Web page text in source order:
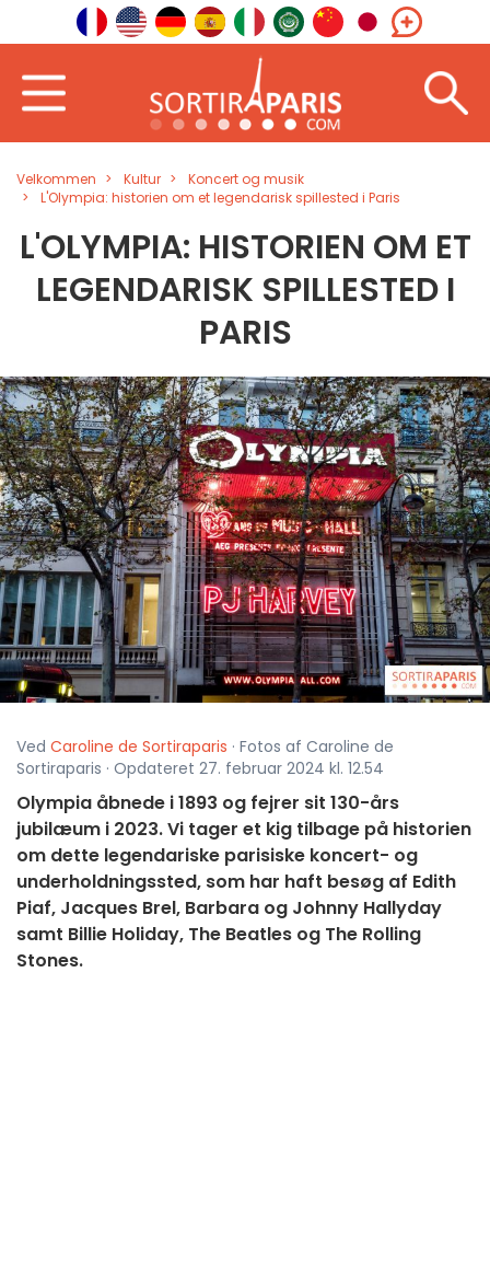
Velkommen Kultur
Koncert og musik
L'Olympia: historien om et legendarisk spillested i Paris
L'OLYMPIA: HISTORIEN OM ET
LEGENDARISK SPILLESTED I
PARIS
Ved Caroline de Sortiraparis · Fotos af Caroline de
Sortiraparis · Opdateret 27. februar 2024 kl. 12.54
Olympia åbnede i 1893 og fejrer sit 130-års
jubilæum i 2023. Vi tager et kig tilbage på historien
om dette legendariske parisiske koncert- og
underholdningssted, som har haft besøg af Edith
Piaf, Jacques Brel, Barbara og Johnny Hallyday
samt Billie Holiday, The Beatles og The Rolling
Stones.